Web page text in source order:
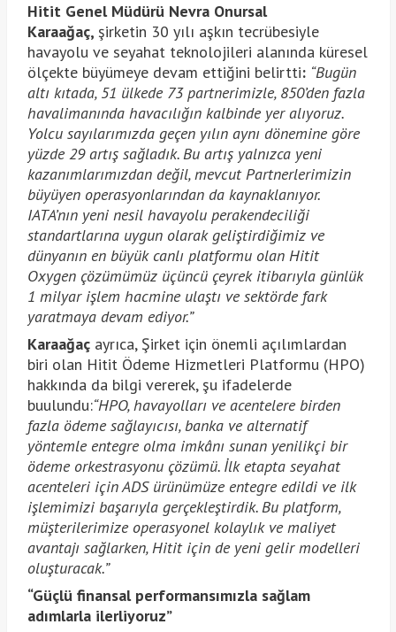
Hitit Genel Müdürü Nevra Onursal
Karaağaç, şirketin 30 yılı aşkın tecrübesiyle
havayolu ve seyahat teknolojileri alanında küresel
ölçekte büyümeye devam ettiğini belirtti: “Bugün
altı kıtada, 51 ülkede 73 partnerimizle, 850’den fazla
havalimanında havacılığın kalbinde yer alıyoruz.
Yolcu sayılarımızda geçen yılın aynı dönemine göre
yüzde 29 artış sağladık. Bu artış yalnızca yeni
kazanımlarımızdan değil, mevcut Partnerlerimizin
büyüyen operasyonlarından da kaynaklanıyor.
IATA’nın yeni nesil havayolu perakendeciliği
standartlarına uygun olarak geliştirdiğimiz ve
dünyanın en büyük canlı platformu olan Hitit
Oxygen çözümümüz üçüncü çeyrek itibarıyla günlük
1 milyar işlem hacmine ulaştı ve sektörde fark
yaratmaya devam ediyor.”
Karaağaçayrıca, Şirket için önemli açılımlardan
biri olan Hitit Ödeme Hizmetleri Platformu (HPO)
hakkında da bilgi vererek, şu ifadelerde
buulundu:“HPO, havayolları ve acentelere birden
fazla ödeme sağlayıcısı, banka ve alternatif
yöntemle entegre olma imkânı sunan yenilikçi bir
ödeme orkestrasyonu çözümü. İlk etapta seyahat
acenteleri için ADS ürünümüze entegre edildi ve ilk
işlemimizi başarıyla gerçekleştirdik. Bu platform,
müşterilerimize operasyonel kolaylık ve maliyet
avantajı sağlarken, Hitit için de yeni gelir modelleri
oluşturacak.”
“Güçlü finansal performansımızla sağlam
adımlarla ilerliyoruz”